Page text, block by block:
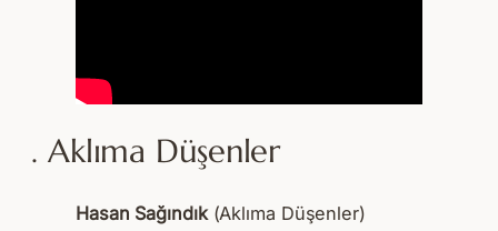
. Aklıma Düşenler
Hasan Sağındık(Aklıma Düşenler)